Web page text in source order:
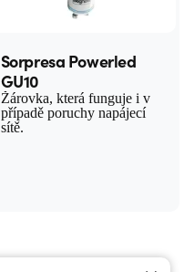
Sorpresa Powerled
GU10
Žárovka, která funguje i v
případě poruchy napájecí
sítě.